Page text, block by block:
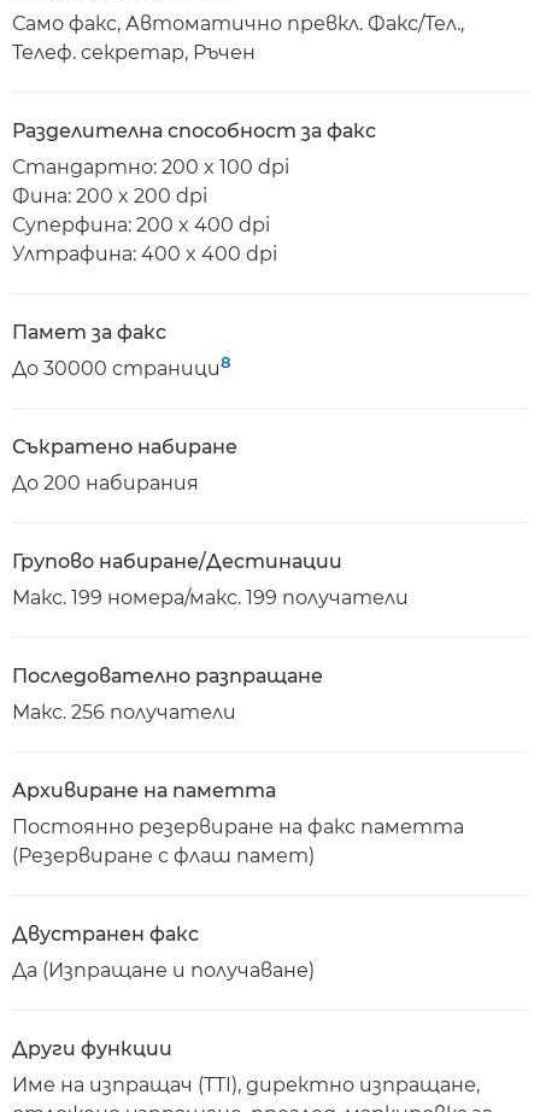
Само факс, Автоматично превкл. Факс/Тел.,
Телеф. секретар, Ръчен
Разделителна способност за факс
Стандартно: 200 x 100 dpi
Фина: 200 x 200 dpi
Суперфина: 200 x 400 dpi
Ултрафина: 400 x 400 dpi
Памет за факс
До 30000 страници8
Съкратено набиране
До 200 набирания
Групово набиране/Дестинации
Макс. 199 номера/макс. 199 получатели
Последователно разпращане
Макс. 256 получатели
Архивиране на паметта
Постоянно резервиране на факс паметта
(Резервиране с флаш памет)
Двустранен факс
Да (Изпращане и получаване)
Други функции
Име на изпращач (TTI), директно изпращане,